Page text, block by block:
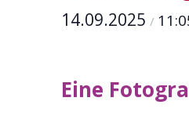
14.09.2025 /
Eine